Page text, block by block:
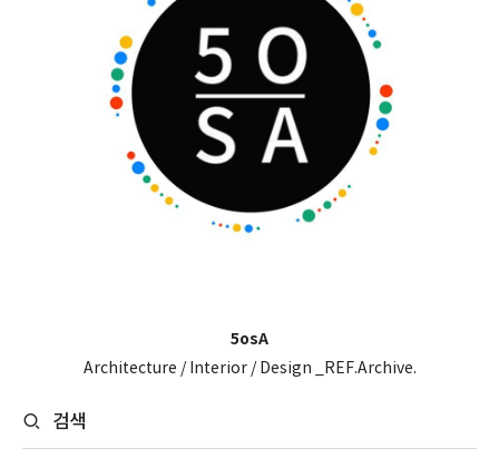
5osA
Architecture / Interior / Design _REF.Archive.
검색